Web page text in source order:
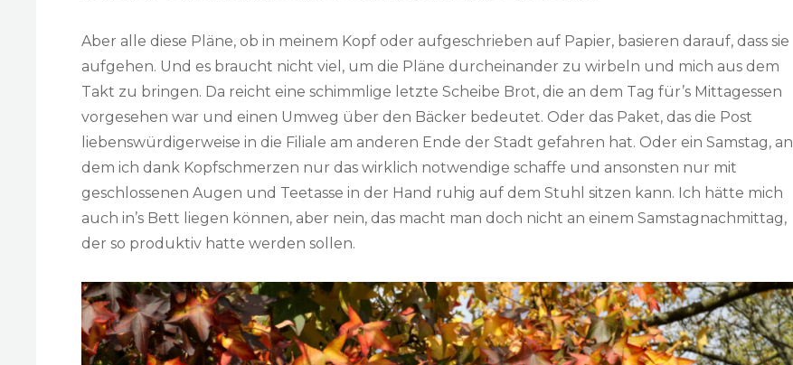
Aber alle diese Pläne, ob in meinem Kopf oder aufgeschrieben auf Papier, basieren darauf, dass sie
aufgehen. Und es braucht nicht viel, um die Pläne durcheinander zu wirbeln und mich aus dem
Takt zu bringen. Da reicht eine schimmlige letzte Scheibe Brot, die an dem Tag für’s Mittagessen
vorgesehen war und einen Umweg über den Bäcker bedeutet. Oder das Paket, das die Post
liebenswürdigerweise in die Filiale am anderen Ende der Stadt gefahren hat. Oder ein Samstag, an
dem ich dank Kopfschmerzen nur das wirklich notwendige schaffe und ansonsten nur mit
geschlossenen Augen und Teetasse in der Hand ruhig auf dem Stuhl sitzen kann. Ich hätte mich
auch in’s Bett liegen können, aber nein, das macht man doch nicht an einem Samstagnachmittag,
der so produktiv hatte werden sollen.